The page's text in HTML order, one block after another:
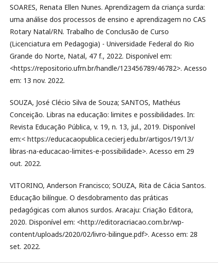
SOARES, Renata Ellen Nunes. Aprendizagem da criança surda:
uma análise dos processos de ensino e aprendizagem no CAS
Rotary Natal/RN. Trabalho de Conclusão de Curso
(Licenciatura em Pedagogia) - Universidade Federal do Rio
Grande do Norte, Natal, 47 f., 2022. Disponível em:
<https://repositorio.ufrn.br/handle/123456789/46782>. Acesso
em: 13 nov. 2022.
SOUZA, José Clécio Silva de Souza; SANTOS, Mathéus
Conceição. Libras na educação: limites e possibilidades. In:
Revista Educação Pública, v. 19, n. 13, jul., 2019. Disponível
em:< https://educacaopublica.cecierj.edu.br/artigos/19/13/
libras-na-educacao-limites-e-possibilidade>. Acesso em 29
out. 2022.
VITORINO, Anderson Francisco; SOUZA, Rita de Cácia Santos.
Educação bilíngue. O desdobramento das práticas
pedagógicas com alunos surdos. Aracaju: Criação Editora,
2020. Disponível em: <http://editoracriacao.com.br/wp-
content/uploads/2020/02/livro-bilingue.pdf>. Acesso em: 28
set. 2022.